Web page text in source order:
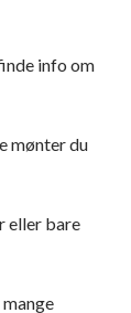
info om
mønter du
eller bare